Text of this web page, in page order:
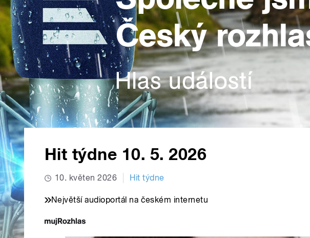
Hit týdne 10. 5. 2026
10. květen 2026 Hit týdne
Největší audioportál na českém internetu